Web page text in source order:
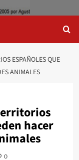
ESPAÑOLES QUE
ANIMALES
hacer
0